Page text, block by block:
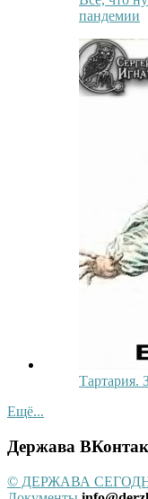
пандемии
Тартария.
Ещё...
Держава
© ДЕРЖАВА